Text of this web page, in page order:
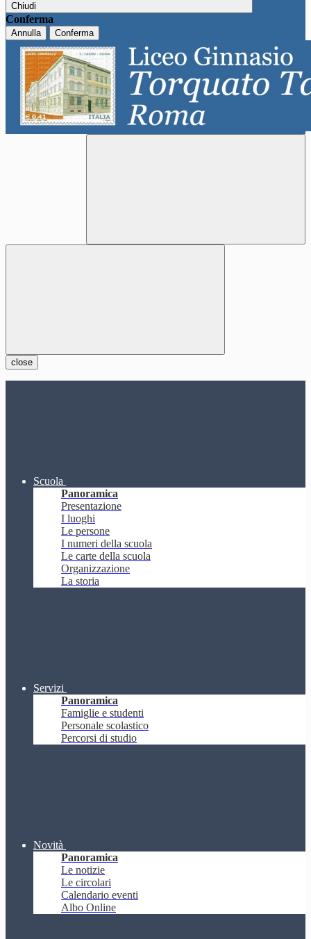
Chiudi
Conferma
Annulla Conferma
close
Scuola
Panoramica
Presentazione
I luoghi
Le persone
I numeri della scuola
Le carte della scuola
Organizzazione
La storia
Servizi
Panoramica
Famiglie e studenti
Personale scolastico
Percorsi di studio
Novità
Panoramica
Le notizie
Le circolari
Calendario eventi
Albo Online